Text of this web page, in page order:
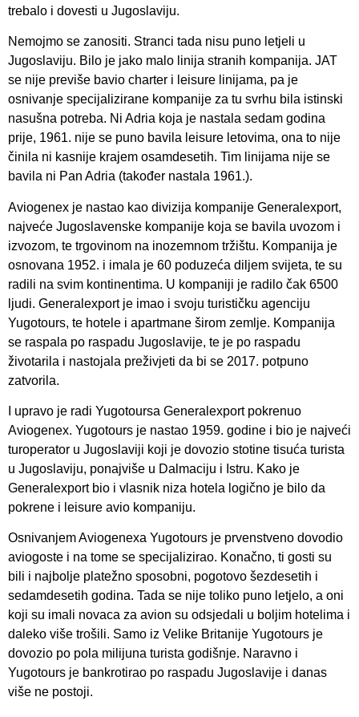
trebalo i dovesti u Jugoslaviju.
Nemojmo se zanositi. Stranci tada nisu puno letjeli u
Jugoslaviju. Bilo je jako malo linija stranih kompanija. JAT
se nije previše bavio charter i leisure linijama, pa je
osnivanje specijalizirane kompanije za tu svrhu bila istinski
nasušna potreba. Ni Adria koja je nastala sedam godina
prije, 1961. nije se puno bavila leisure letovima, ona to nije
činila ni kasnije krajem osamdesetih. Tim linijama nije se
bavila ni Pan Adria (također nastala 1961.).
Aviogenex je nastao kao divizija kompanije Generalexport,
najveće Jugoslavenske kompanije koja se bavila uvozom i
izvozom, te trgovinom na inozemnom tržištu. Kompanija je
osnovana 1952. i imala je 60 poduzeća diljem svijeta, te su
radili na svim kontinentima. U kompaniji je radilo čak 6500
ljudi. Generalexport je imao i svoju turističku agenciju
Yugotours, te hotele i apartmane širom zemlje. Kompanija
se raspala po raspadu Jugoslavije, te je po raspadu
životarila i nastojala preživjeti da bi se 2017. potpuno
zatvorila.
I upravo je radi Yugotoursa Generalexport pokrenuo
Aviogenex. Yugotours je nastao 1959. godine i bio je najveći
turoperator u Jugoslaviji koji je dovozio stotine tisuća turista
u Jugoslaviju, ponajviše u Dalmaciju i Istru. Kako je
Generalexport bio i vlasnik niza hotela logično je bilo da
pokrene i leisure avio kompaniju.
Osnivanjem Aviogenexa Yugotours je prvenstveno dovodio
aviogoste i na tome se specijalizirao. Konačno, ti gosti su
bili i najbolje platežno sposobni, pogotovo šezdesetih i
sedamdesetih godina. Tada se nije toliko puno letjelo, a oni
koji su imali novaca za avion su odsjedali u boljim hotelima i
daleko više trošili. Samo iz Velike Britanije Yugotours je
dovozio po pola milijuna turista godišnje. Naravno i
Yugotours je bankrotirao po raspadu Jugoslavije i danas
više ne postoji.